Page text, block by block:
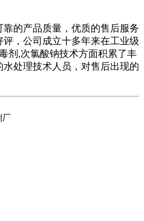
靠的产品质量，优质的售后服务
，公司成立十多年来在工业级
剂,次氯酸钠技术方面积累了丰
处理技术人员，对售后出现的
厂